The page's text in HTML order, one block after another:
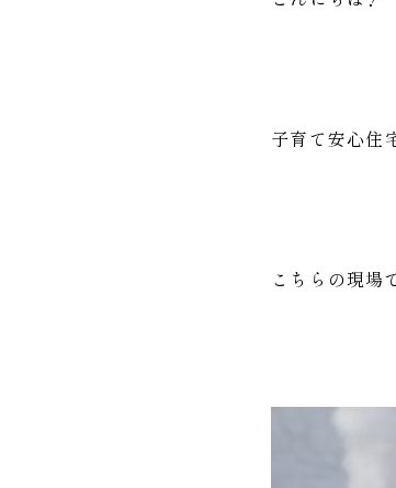
子育て安心住
こちらの現場